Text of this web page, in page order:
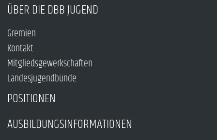
ÜBER DIE DBB JUGEND
Gremien
Kontakt
Mitgliedsgewerkschaften
Landesjugendbünde
POSITIONEN
AUSBILDUNGSINFORMATIONEN